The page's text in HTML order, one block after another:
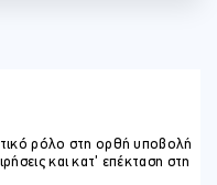
ρόλο στη ορθή υποβολή
και κατ’ επέκταση στη